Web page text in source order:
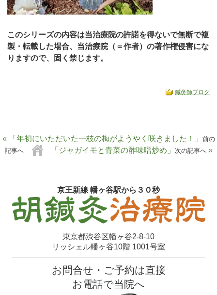
このシリーズの内容は当治療院の許諾を得ないで無断で複
製・転載した場合、当治療院（＝作者）の著作権侵害にな
りますので、固く禁じます。
鍼灸師ブログ
« 「年初にいただいた一枝の梅がようやく咲きました！」 前の
記事へ
「ジャガイモと青菜の酢味噌炒め」 次の記事へ»
京王新線 幡ヶ谷駅から３０秒
東京都渋谷区幡ヶ谷2-8-10
リッシェル幡ヶ谷10階 1001号室
お問合せ・ご予約は直接
お電話で当院へ